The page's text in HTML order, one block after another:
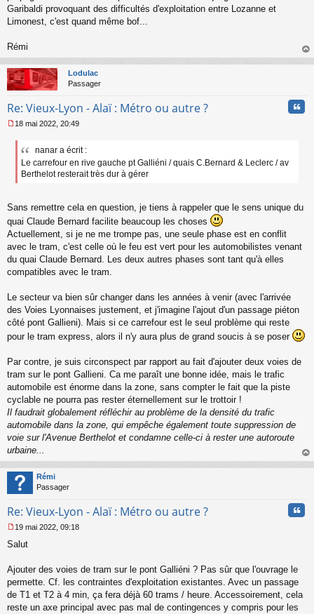
Garibaldi provoquant des difficultés d'exploitation entre Lozanne et
Limonest, c'est quand même bof...
Rémi
au
Lodulac
Passager
Re: Vieux-Lyon - Alaï : Métro ou autre ?
e
g
n
n
l
u
18 mai 2022, 20:49
nanar a écrit :
Le carrefour en rive gauche pt Galliéni / quais C.Bernard & Leclerc / av
Berthelot resterait très dur à gérer
Sans remettre cela en question, je tiens à rappeler que le sens unique du
quai Claude Bernard facilite beaucoup les choses
Actuellement, si je ne me trompe pas, une seule phase est en conflit
avec le tram, c'est celle où le feu est vert pour les automobilistes venant
du quai Claude Bernard. Les deux autres phases sont tant qu'à elles
compatibles avec le tram.
Le secteur va bien sûr changer dans les années à venir (avec l'arrivée
des Voies Lyonnaises justement, et j'imagine l'ajout d'un passage piéton
côté pont Gallieni). Mais si ce carrefour est le seul problème qui reste
pour le tram express, alors il n'y aura plus de grand soucis à se poser
Par contre, je suis circonspect par rapport au fait d'ajouter deux voies de
tram sur le pont Gallieni. Ca me paraît une bonne idée, mais le trafic
automobile est énorme dans la zone, sans compter le fait que la piste
cyclable ne pourra pas rester éternellement sur le trottoir !
Il faudrait globalement réfléchir au problème de la densité du trafic
automobile dans la zone, qui empêche également toute suppression de
voie sur l'Avenue Berthelot et condamne celle-ci à rester une autoroute
urbaine...
au
Rémi
Passager
Re: Vieux-Lyon - Alaï : Métro ou autre ?
e
s
g
e
n
19 mai 2022, 09:18
Salut
Ajouter des voies de tram sur le pont Galliéni ? Pas sûr que l'ouvrage le
permette. Cf. les contraintes d'exploitation existantes. Avec un passage
de T1 et T2 à 4 min, ça fera déjà 60 trams / heure. Accessoirement, cela
reste un axe principal avec pas mal de contingences y compris pour les